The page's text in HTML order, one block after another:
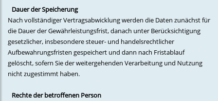
Dauer der Speicherung
Nach vollständiger Vertragsabwicklung werden die Daten zunächst für
die Dauer der Gewährleistungsfrist, danach unter Berücksichtigung
gesetzlicher, insbesondere steuer- und handelsrechtlicher
Aufbewahrungsfristen gespeichert und dann nach Fristablauf
gelöscht, sofern Sie der weitergehenden Verarbeitung und Nutzung
nicht zugestimmt haben.
Rechte der betroffenen Person